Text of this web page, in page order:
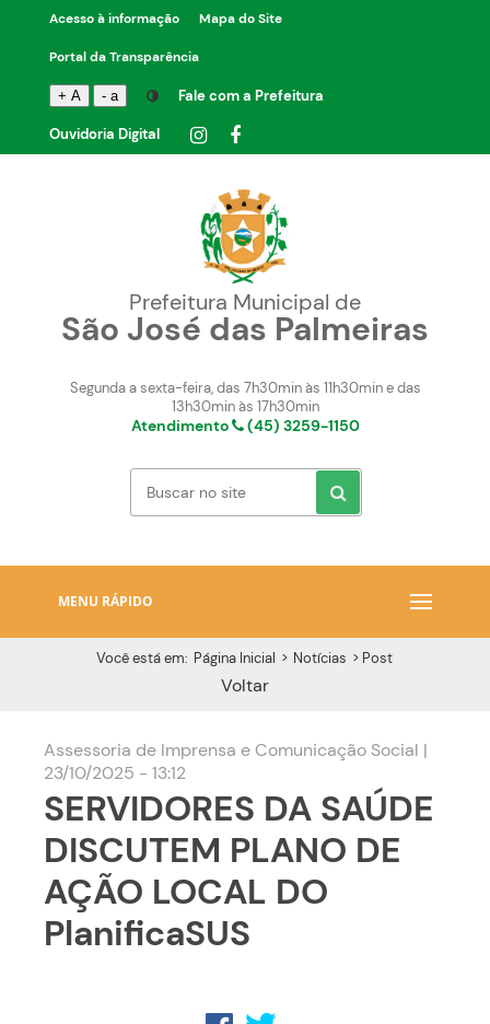
Acesso à informação Mapa do Site
Portal da Transparência
+ A - a Fale com a Prefeitura
Ouvidoria Digital
Prefeitura Municipal de
São José das Palmeiras
Segunda a sexta-feira, das 7h30min às 11h30min e das
13h30min às 17h30min
Atendimento (45) 3259-1150
MENU RÁPIDO
Você está em: Página Inicial > Notícias > Post
Voltar
Assessoria de Imprensa e Comunicação Social |
23/10/2025 - 13:12
SERVIDORES DA SAÚDE
DISCUTEM PLANO DE
AÇÃO LOCAL DO
PlanificaSUS